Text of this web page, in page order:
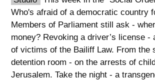
spellcheck
גופן קריא
ניגודיות צבעים
Who's afraid of a democratic country
Members of Parliament still ask -
money? Revoking a driver’s license -
of victims of the Bailiff Law. From the
detention room - on the arrests of
Jerusalem. Take the night - a